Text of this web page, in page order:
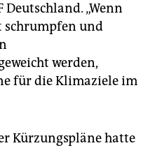
„Wenn
schrumpfen und
werden,
für die Klimaziele im
Kürzungspläne hatte